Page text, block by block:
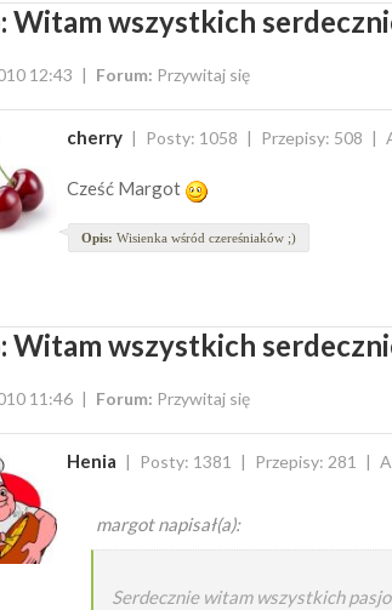
Witam wszystkich
12:43 Forum: Przywitaj się
cherry Posty: 1058 Przepisy: 508
Cześć Margot
Opis: Wisienka wśród czereśniaków ;)
Witam wszystkich
11:46 Forum: Przywitaj się
Henia Posty: 1381 Przepisy: 281
margot napisał(a):
Serdecznie witam wszystkich